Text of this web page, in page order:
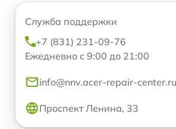
Служба поддержки
+7 (831) 231-09-76
Ежедневно с 9:00 до 21:00
info@nnv.acer-repair-center.ru
Проспект Ленина, 33